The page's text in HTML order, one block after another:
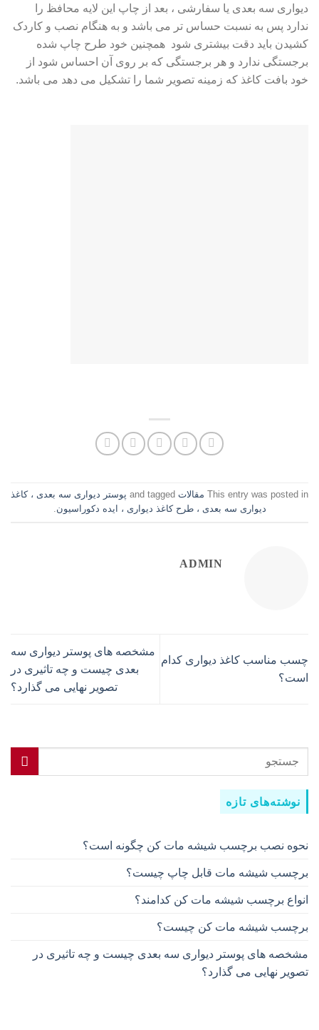
دیواری سه بعدی یا سفارشی ، بعد از چاپ این لایه محافظ را
ندارد پس به نسبت حساس تر می باشد و به هنگام نصب و کاردک
کشیدن باید دقت بیشتری شود همچنین خود طرح چاپ شده
برجستگی ندارد و هر برجستگی که بر روی آن احساس شود از
خود بافت کاغذ که زمینه تصویر شما را تشکیل می دهد می باشد.
This entry was posted in مقالات
پوستر دیواری سه بعدی ، کاغذ
دیواری سه بعدی ، طرح کاغذ دیواری ، ایده دکوراسیون.
ADMIN
چسب مناسب کاغذ دیواری کدام
است؟
مشخصه های پوستر دیواری سه
بعدی چیست و چه تاثیری در
تصویر نهایی می گذارد؟
نوشته‌های تازه
نحوه نصب برچسب شیشه مات کن چگونه است؟
برچسب شیشه مات قابل چاپ چیست؟
انواع برچسب شیشه مات کن کدامند؟
برچسب شیشه مات کن چیست؟
مشخصه های پوستر دیواری سه بعدی چیست و چه تاثیری در
تصویر نهایی می گذارد؟